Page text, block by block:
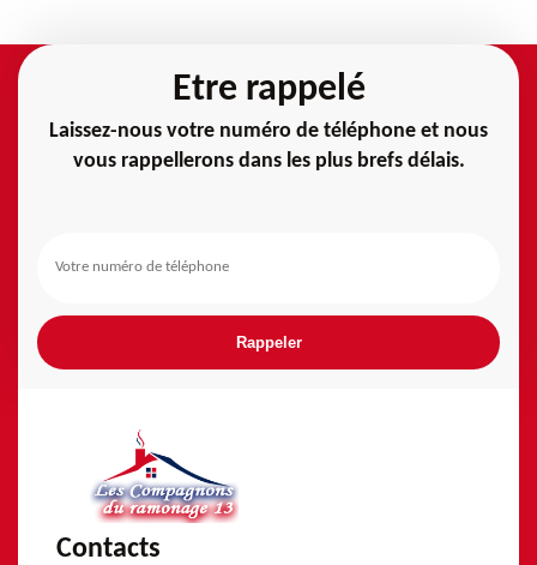
Etre rappelé
Laissez-nous votre numéro de téléphone et nous
vous rappellerons dans les plus brefs délais.
Contacts